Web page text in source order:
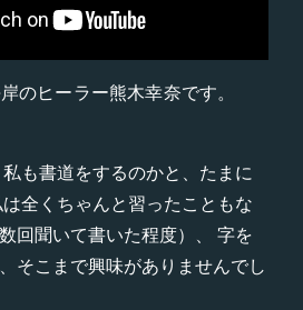
のヒーラー熊木幸奈です。
も書道をするのかと、たまに
全くちゃんと習ったこともな
回聞いて書いた程度）、 字を
そこまで興味がありませんでし